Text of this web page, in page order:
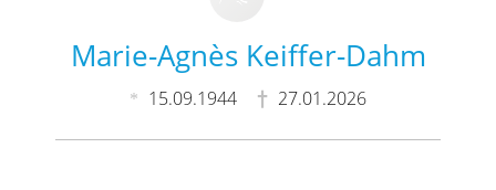
Marie-Agnès Keiffer-Dahm
15.09.1944 27.01.2026